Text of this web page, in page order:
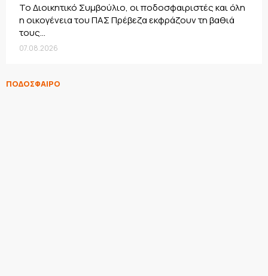
Το Διοικητικό Συμβούλιο, οι ποδοσφαιριστές και όλη
η οικογένεια του ΠΑΣ Πρέβεζα εκφράζουν τη βαθιά
τους...
07.08.2026
ΠΟΔΟΣΦΑΙΡΟ